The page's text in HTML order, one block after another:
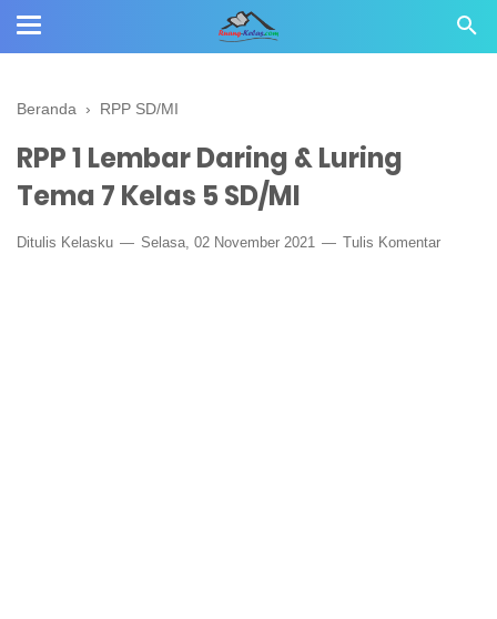
Beranda › RPP SD/MI
RPP 1 Lembar Daring & Luring
Tema 7 Kelas 5 SD/MI
Ditulis Kelasku Selasa, 02 November 2021 Tulis Komentar